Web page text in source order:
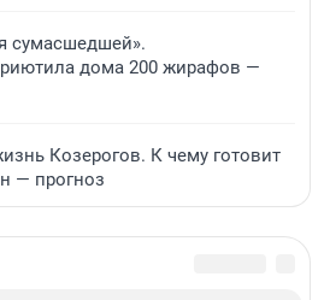
сумасшедшей».
дома 200 жирафов —
Козерогов. К чему готовит
— прогноз